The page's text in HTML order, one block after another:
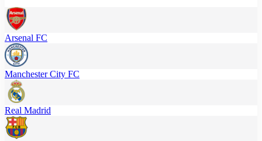
Arsenal FC
Manchester City FC
Real Madrid